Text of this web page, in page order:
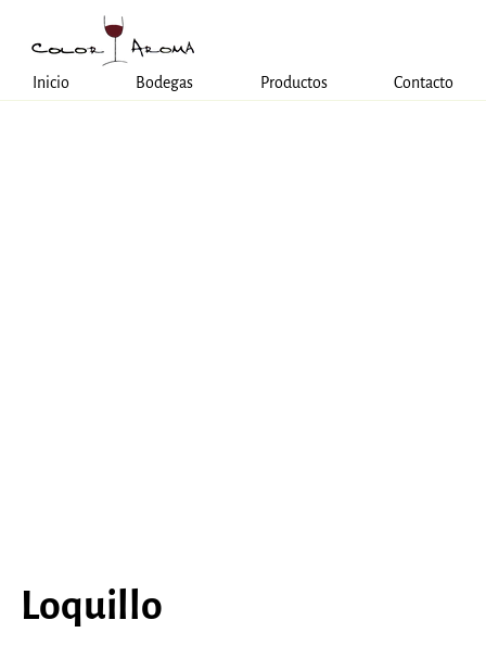
Inicio Bodegas Productos Contacto
Loquillo